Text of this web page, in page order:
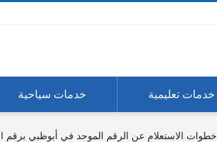
خدمات تعليمية خدمات سياحية
خطوات الاستعلام عن الرقم الموحد في أبوظبي برقم